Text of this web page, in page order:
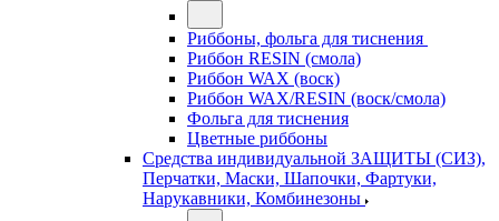
Риббоны, фольга для тиснения
Риббон RESIN (смола)
Риббон WAX (воск)
Риббон WAX/RESIN (воск/смола)
Фольга для тиснения
Цветные риббоны
Средства индивидуальной ЗАЩИТЫ (СИЗ),
Перчатки, Маски, Шапочки, Фартуки,
Нарукавники, Комбинезоны